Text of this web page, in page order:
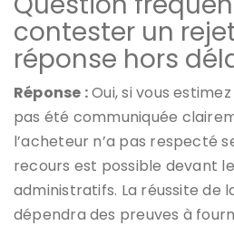
contester un
réponse hors
Réponse :Oui, si vous
pas été communiquée
l’acheteur n’a pas respecté
recours est possible devant
administratifs. La réussite de
dépendra des preuves à